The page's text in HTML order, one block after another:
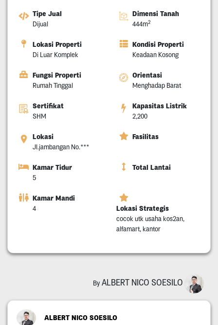
Tipe Jual
Dijual
Dimensi Tanah
444m2
Lokasi Properti
Di Luar Komplek
Kondisi Properti
Keadaan Kosong
Fungsi Properti
Rumah Tinggal
Orientasi
Menghadap Barat
Sertifikat
SHM
Kapasitas Listrik
2,200
Lokasi
Jl.jambangan No.***
Fasilitas
Kamar Tidur
5
Total Lantai
Kamar Mandi
4 Lokasi Strategis
cocok utk usaha kos2an,
alfamart, kantor
By ALBERT NICO SOESILO
ALBERT NICO SOESILO